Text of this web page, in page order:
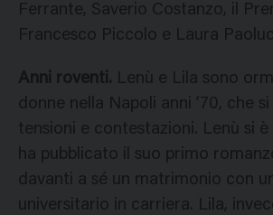
Ferrante, Saverio Costanzo, il
Francesco Piccolo e Laura
Anni roventi. Lenù e Lila sono
donne nella Napoli anni ’70, che
tensioni e contestazioni. Lenù si è
ha pubblicato il suo primo
davanti a sé un matrimonio con
universitario in carriera. Lila,